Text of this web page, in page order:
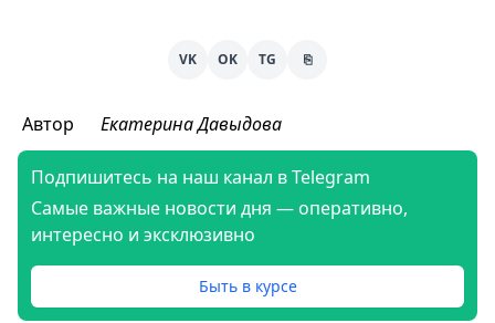
VK OK TG ⎘
Автор Екатерина Давыдова
Подпишитесь на наш канал в Telegram
Самые важные новости дня — оперативно,
интересно и эксклюзивно
Быть в курсе